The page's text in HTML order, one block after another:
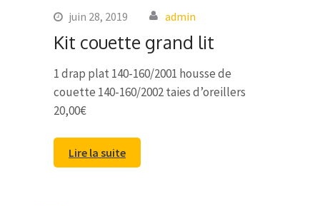
juin 28, 2019 admin
Kit couette grand lit
1 drap plat 140-160/2001 housse de
couette 140-160/2002 taies d’oreillers
20,00€
Lire la suite